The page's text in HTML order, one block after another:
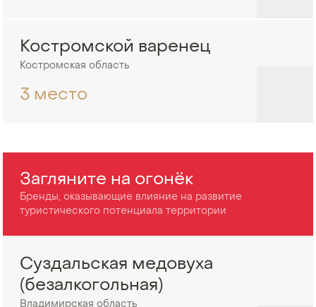
Костромской варенец
Костромская область
3 место
Загляните на огонёк
Бренды, оказывающие влияние на развитие
туристического потенциала территории
Суздальская медовуха
(безалкогольная)
Владимирская область